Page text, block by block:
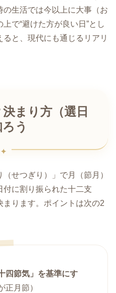
生活では今以上に大事（お
で“避けた方が良い日”とし
と、現代にも通じるリアリ
まり方（選日
う
せつぎり）」で月（節月）
付に割り振られた十二支
ります。ポイントは次の2
四節気」を基準にす
正月節）